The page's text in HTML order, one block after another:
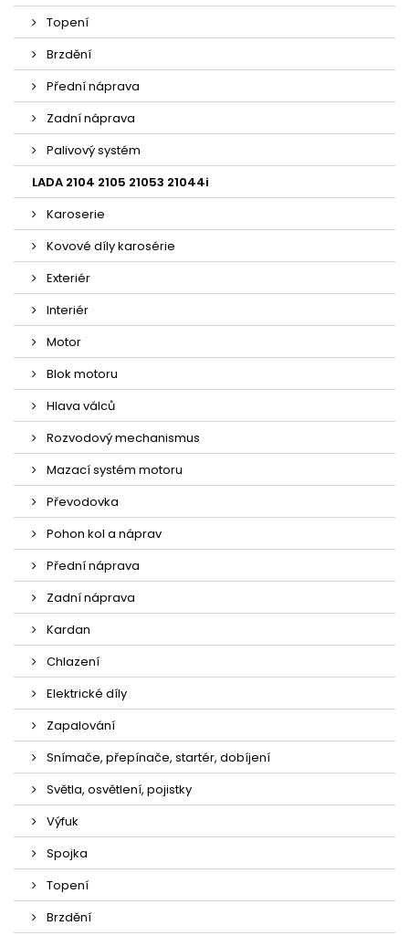
Topení
Brzdění
Přední náprava
Zadní náprava
Palivový systém
LADA 2104 2105 21053 21044i
Karoserie
Kovové díly karosérie
Exteriér
Interiér
Motor
Blok motoru
Hlava válců
Rozvodový mechanismus
Mazací systém motoru
Převodovka
Pohon kol a náprav
Přední náprava
Zadní náprava
Kardan
Chlazení
Elektrické díly
Zapalování
Snímače, přepínače, startér, dobíjení
Světla, osvětlení, pojistky
Výfuk
Spojka
Topení
Brzdění